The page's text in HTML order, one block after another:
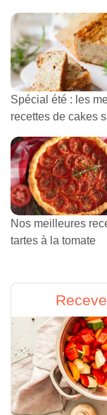
Spécial été : les
recettes de cakes
Nos meilleures
tartes à la tomate